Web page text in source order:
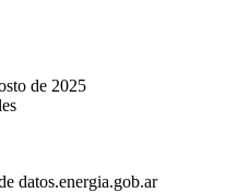
de 2025
datos.energia.gob.ar